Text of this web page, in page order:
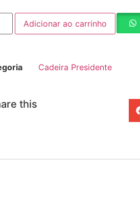
Adicionar ao carrinho
Cadeira Presidente
this